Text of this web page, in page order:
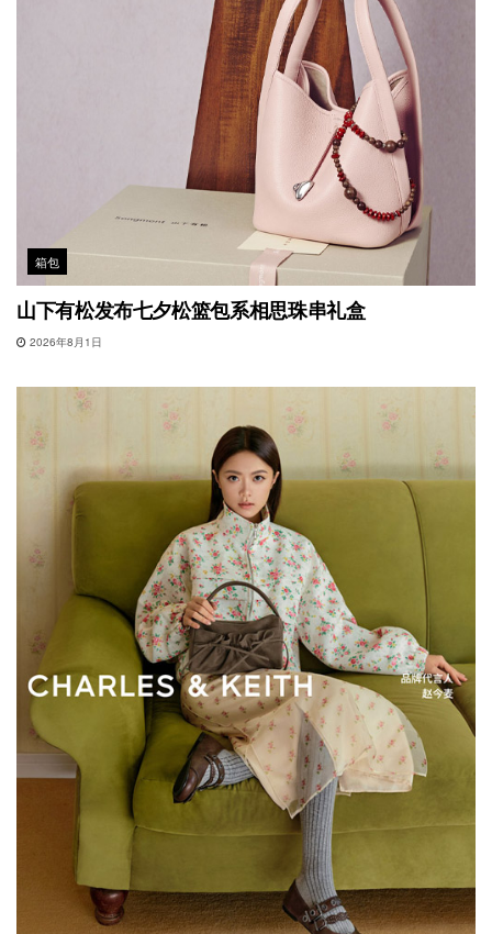
箱包
山下有松发布七夕松篮包系相思珠串礼盒
2026年8月1日